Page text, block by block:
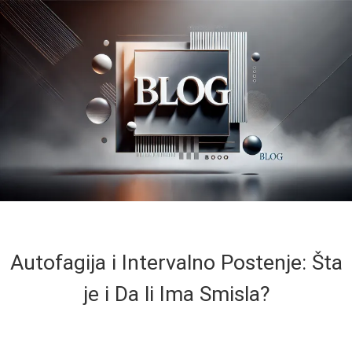
Autofagija i Intervalno Postenje: Šta
je i Da li Ima Smisla?